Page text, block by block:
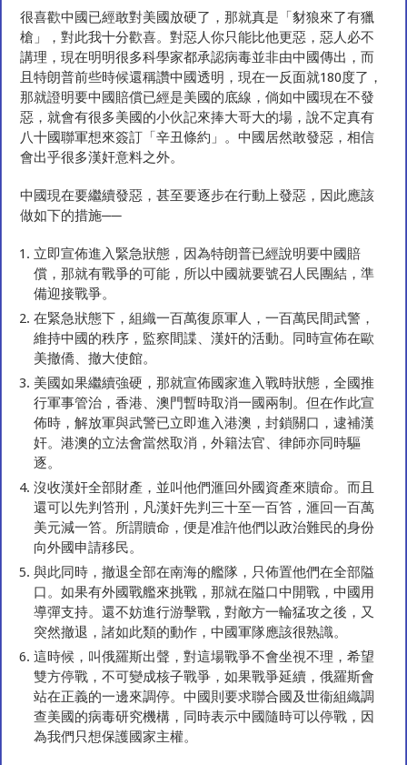
談上師再答廖平原 – 中國應該這樣做
談上師答文 – 中國不妨這樣做
很喜歡中國已經敢對美國放硬了，那就真是「豺狼來了有獵
槍」，對此我十分歡喜。對惡人你只能比他更惡，惡人必不
講理，現在明明很多科學家都承認病毒並非由中國傳出，而
且特朗普前些時候還稱讚中國透明，現在一反面就180度了，
那就證明要中國賠償已經是美國的底線，倘如中國現在不發
惡，就會有很多美國的小伙記來捧大哥大的場，說不定真有
八十國聯軍想來簽訂「辛丑條約」。中國居然敢發惡，相信
會出乎很多漢奸意料之外。
中國現在要繼續發惡，甚至要逐步在行動上發惡，因此應該
做如下的措施──
立即宣佈進入緊急狀態，因為特朗普已經說明要中國賠
償，那就有戰爭的可能，所以中國就要號召人民團結，準
備迎接戰爭。
在緊急狀態下，組織一百萬復原軍人，一百萬民間武警，
維持中國的秩序，監察間諜、漢奸的活動。同時宣佈在歐
美撤僑、撤大使館。
美國如果繼續強硬，那就宣佈國家進入戰時狀態，全國推
行軍事管治，香港、澳門暫時取消一國兩制。但在作此宣
佈時，解放軍與武警已立即進入港澳，封鎖關口，逮補漢
奸。港澳的立法會當然取消，外籍法官、律師亦同時驅
逐。
沒收漢奸全部財產，並叫他們滙回外國資產來贖命。而且
還可以先判笞刑，凡漢奸先判三十至一百笞，滙回一百萬
美元減一笞。所謂贖命，便是准許他們以政治難民的身份
向外國申請移民。
與此同時，撤退全部在南海的艦隊，只佈置他們在全部隘
口。如果有外國戰艦來挑戰，那就在隘口中開戰，中國用
導彈支持。還不妨進行游擊戰，對敵方一輪猛攻之後，又
突然撤退，諸如此類的動作，中國軍隊應該很熟識。
這時候，叫俄羅斯出聲，對這場戰爭不會坐視不理，希望
雙方停戰，不可變成核子戰爭，如果戰爭延續，俄羅斯會
站在正義的一邊來調停。中國則要求聯合國及世衞組織調
查美國的病毒研究機構，同時表示中國隨時可以停戰，因
為我們只想保護國家主權。